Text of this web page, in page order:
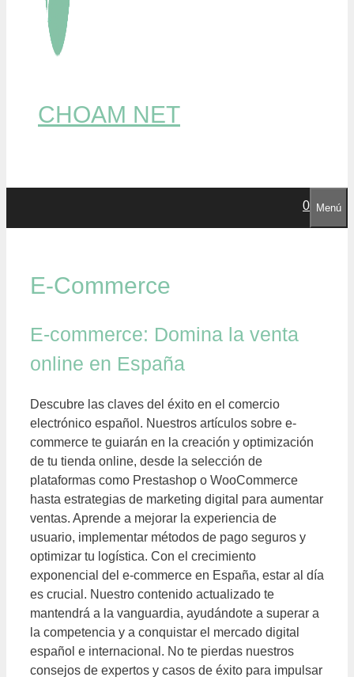
CHOAM NET
0 Menú
E-Commerce
E-commerce: Domina la venta
online en España
Descubre las claves del éxito en el comercio
electrónico español. Nuestros artículos sobre e-
commerce te guiarán en la creación y optimización
de tu tienda online, desde la selección de
plataformas como Prestashop o WooCommerce
hasta estrategias de marketing digital para aumentar
ventas. Aprende a mejorar la experiencia de
usuario, implementar métodos de pago seguros y
optimizar tu logística. Con el crecimiento
exponencial del e-commerce en España, estar al día
es crucial. Nuestro contenido actualizado te
mantendrá a la vanguardia, ayudándote a superar a
la competencia y a conquistar el mercado digital
español e internacional. No te pierdas nuestros
consejos de expertos y casos de éxito para impulsar